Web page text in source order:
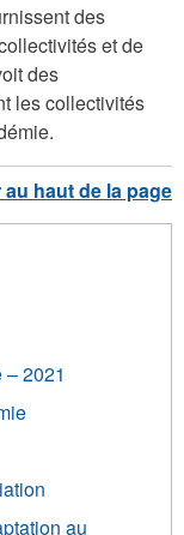
des
et de
des
les collectivités
2021
au